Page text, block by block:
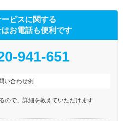
ビスに関する
お電話も便利です
941-651
い合わせ例
ので、詳細を教えていただけます